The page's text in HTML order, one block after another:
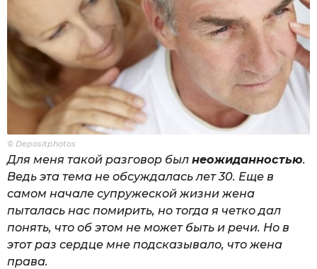
© Depositphotos
Для меня такой разговор был неожиданностью.
Ведь эта тема не обсуждалась лет 30. Еще в
самом начале супружеской жизни жена
пыталась нас помирить, но тогда я четко дал
понять, что об этом не может быть и речи. Но в
этот раз сердце мне подсказывало, что жена
права.